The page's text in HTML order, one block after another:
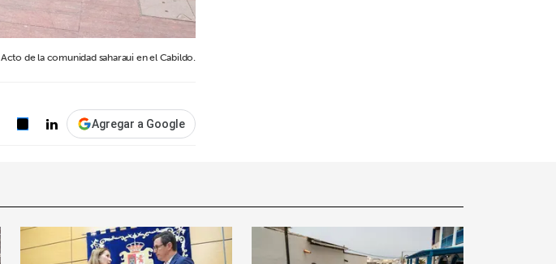
Acto de la comunidad saharaui en el Cabildo.
Agregar a Google